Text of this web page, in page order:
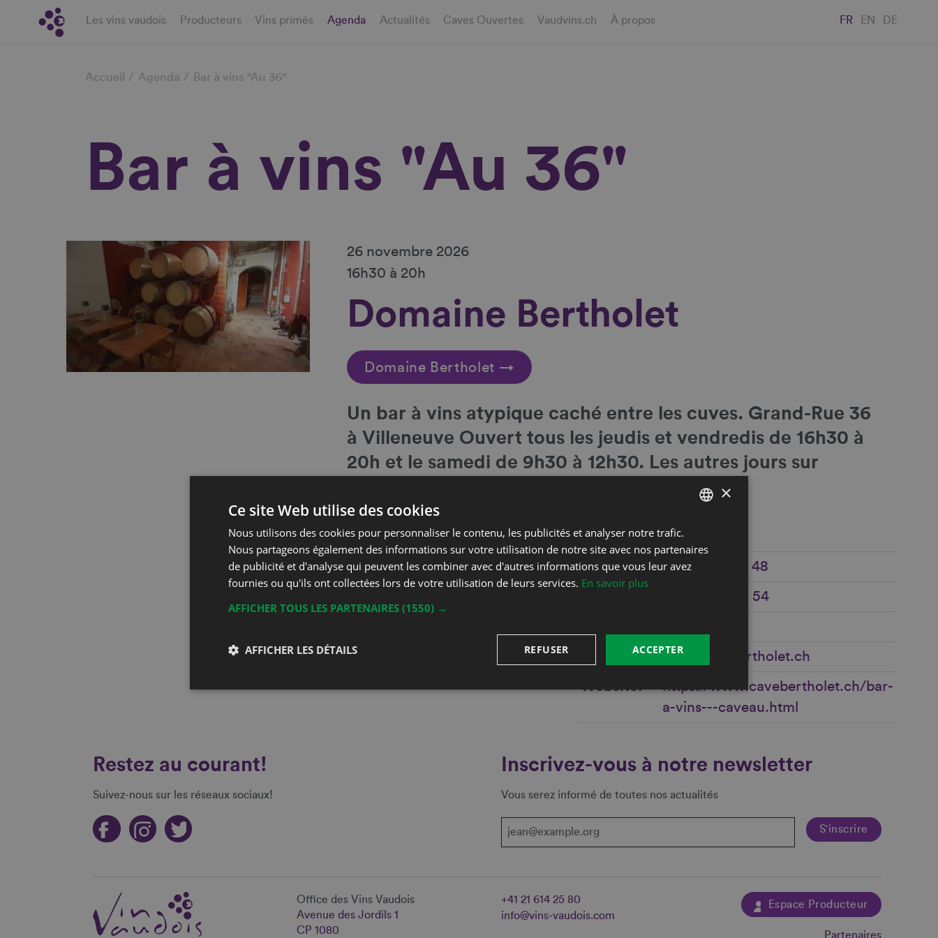
Les vins vaudois Producteurs Vins primés Agenda Actualités Caves Ouvertes Vaudvins.ch À propos FR EN DE
Fil
Accueil Agenda Bar à vins "Au 36"
Bar à vins "Au 36"
26 novembre 2026
16h30 à 20h
Domaine Bertholet
Domaine Bertholet →
Un bar à vins atypique caché entre les cuves. Grand-Rue 36
à Villeneuve Ouvert tous les jeudis et vendredis de 16h30 à
20h et le samedi de 9h30 à 12h30. Les autres jours sur
Coordonnées
Christophe Bertholet
Grand Rue 36
1844 Villeneuve
Phone +41 21 960 22 48
+41 79 587 75 54
info@cavebertholet.ch
Website
https://www.cavebertholet.ch/bar-
a-vins---caveau.html
Restez au courant!
Suivez-nous sur les réseaux sociaux!
Inscrivez-vous à notre newsletter
Vous serez informé de toutes nos actualités
Office des Vins Vaudois
Avenue des Jordils 1
CP 1080
+41 21 614 25 80
info@vins-vaudois.com
Espace Producteur
Partenaires
DEUTSCH
×
Ce site Web utilise des cookies
Nous utilisons des cookies pour personnaliser le contenu, les publicités et analyser notre trafic.
Nous partageons également des informations sur votre utilisation de notre site avec nos partenaires
de publicité et d'analyse qui peuvent les combiner avec d'autres informations que vous leur avez
fournies ou qu'ils ont collectées lors de votre utilisation de leurs services. En savoir plus
AFFICHER TOUS LES PARTENAIRES (1550) →
ACCEPTER
REFUSER
AFFICHER LES DÉTAILS